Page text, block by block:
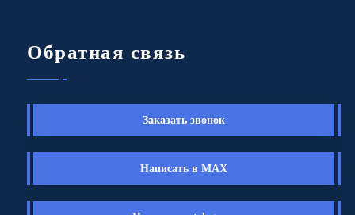
Обратная связь
Заказать звонок
Написать в MAX